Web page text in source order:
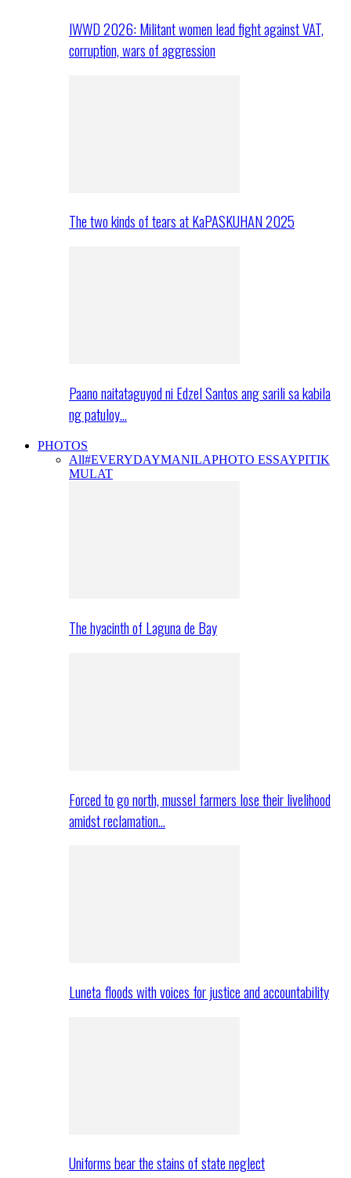
IWWD 2026: Militant women lead fight against VAT,
corruption, wars of aggression
The two kinds of tears at KaPASKUHAN 2025
Paano naitataguyod ni Edzel Santos ang sarili sa kabila
ng patuloy…
PHOTOS
All#EVERYDAYMANILAPHOTO ESSAYPITIK
MULAT
The hyacinth of Laguna de Bay
Forced to go north, mussel farmers lose their livelihood
amidst reclamation…
Luneta floods with voices for justice and accountability
Uniforms bear the stains of state neglect